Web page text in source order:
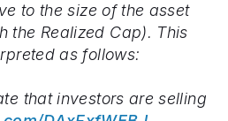
to the size of the asset
the Realized Cap). This
as follows:
that investors are selling